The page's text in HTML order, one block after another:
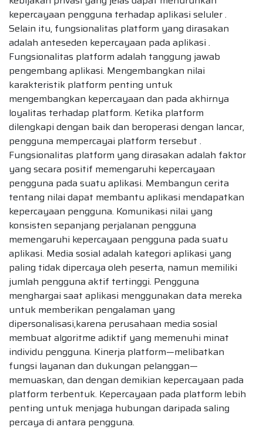
kepercayaan pengguna terhadap aplikasi seluler .
Selain itu, fungsionalitas platform yang dirasakan
adalah anteseden kepercayaan pada aplikasi .
Fungsionalitas platform adalah tanggung jawab
pengembang aplikasi. Mengembangkan nilai
karakteristik platform penting untuk
mengembangkan kepercayaan dan pada akhirnya
loyalitas terhadap platform. Ketika platform
dilengkapi dengan baik dan beroperasi dengan lancar,
pengguna mempercayai platform tersebut .
Fungsionalitas platform yang dirasakan adalah faktor
yang secara positif memengaruhi kepercayaan
pengguna pada suatu aplikasi. Membangun cerita
tentang nilai dapat membantu aplikasi mendapatkan
kepercayaan pengguna. Komunikasi nilai yang
konsisten sepanjang perjalanan pengguna
memengaruhi kepercayaan pengguna pada suatu
aplikasi. Media sosial adalah kategori aplikasi yang
paling tidak dipercaya oleh peserta, namun memiliki
jumlah pengguna aktif tertinggi. Pengguna
menghargai saat aplikasi menggunakan data mereka
untuk memberikan pengalaman yang
dipersonalisasi,karena perusahaan media sosial
membuat algoritme adiktif yang memenuhi minat
individu pengguna. Kinerja platform—melibatkan
fungsi layanan dan dukungan pelanggan—
memuaskan, dan dengan demikian kepercayaan pada
platform terbentuk. Kepercayaan pada platform lebih
penting untuk menjaga hubungan daripada saling
percaya di antara pengguna.